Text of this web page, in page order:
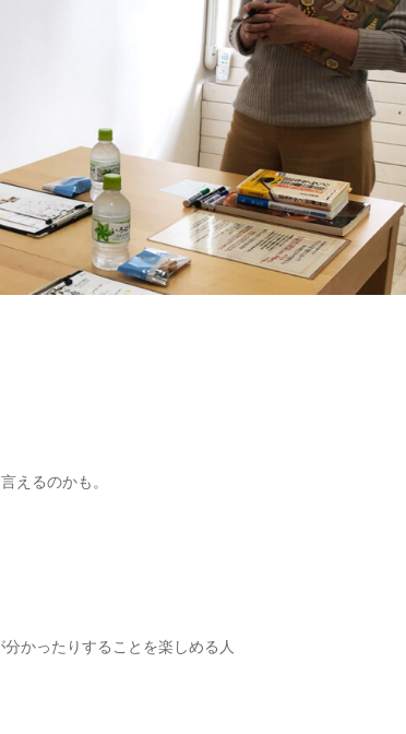
えるのかも。
かったりすることを楽しめる人